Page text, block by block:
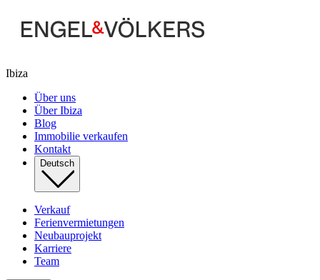
Ibiza
Über uns
Über Ibiza
Blog
Immobilie verkaufen
Kontakt
Deutsch
Verkauf
Ferienvermietungen
Neubauprojekt
Karriere
Team